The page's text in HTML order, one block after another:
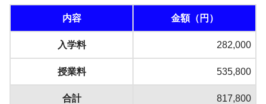
内容 金額（円）
入学料 282,000
授業料 535,800
合計 817,800